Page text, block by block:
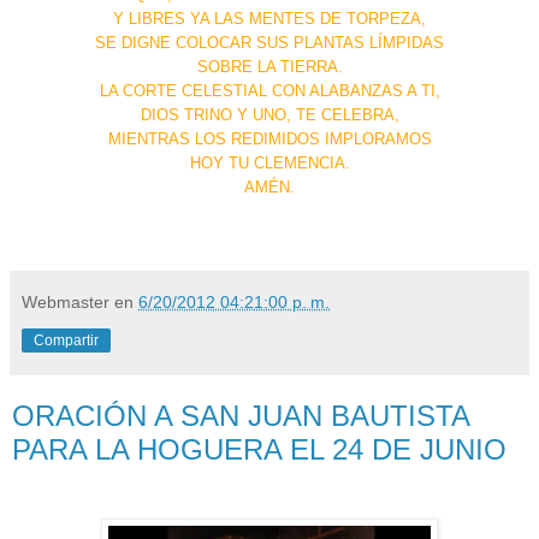
Y LIBRES YA LAS MENTES DE TORPEZA,
SE DIGNE COLOCAR SUS PLANTAS LÍMPIDAS
SOBRE LA TIERRA.
LA CORTE CELESTIAL CON ALABANZAS A TI,
DIOS TRINO Y UNO, TE CELEBRA,
MIENTRAS LOS REDIMIDOS IMPLORAMOS
HOY TU CLEMENCIA.
AMÉN.
Webmaster en 6/20/2012 04:21:00 p. m.
Compartir
ORACIÓN A SAN JUAN BAUTISTA
PARA LA HOGUERA EL 24 DE JUNIO